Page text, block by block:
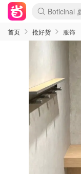
Boticinal
4折！lulu
还没结束
Joybuy变
速领！
疑似霸哥
Zalando
Moncler
Coach
首页 抢好货 服饰